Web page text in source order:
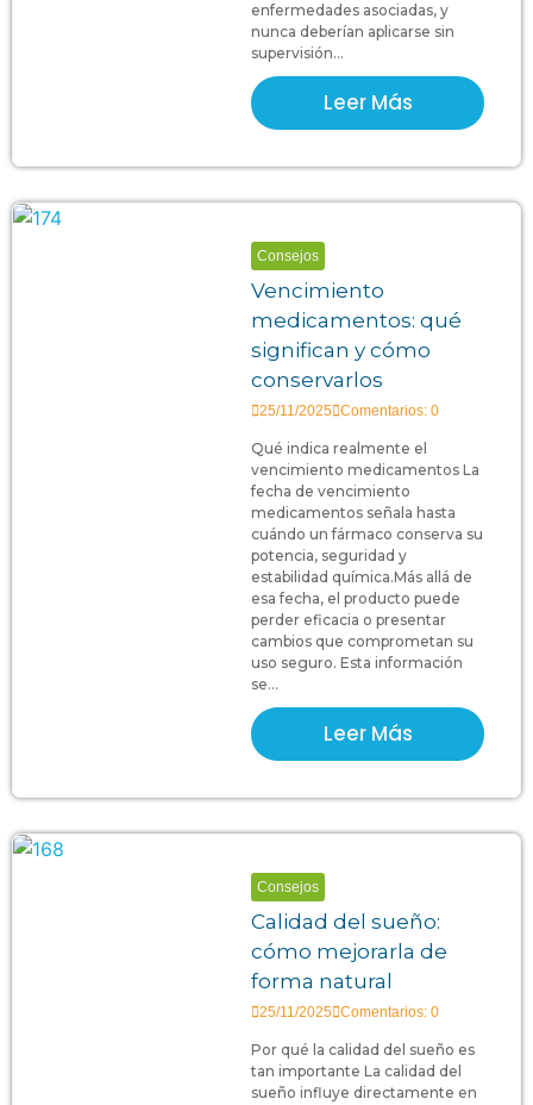
enfermedades asociadas, y
nunca deberían aplicarse sin
supervisión...
Leer Más
Consejos
Vencimiento
medicamentos: qué
significan y cómo
conservarlos
25/11/2025 Comentarios: 0
Qué indica realmente el
vencimiento medicamentos La
fecha de vencimiento
medicamentos señala hasta
cuándo un fármaco conserva su
potencia, seguridad y
estabilidad química.Más allá de
esa fecha, el producto puede
perder eficacia o presentar
cambios que comprometan su
uso seguro. Esta información
se...
Leer Más
Consejos
Calidad del sueño:
cómo mejorarla de
forma natural
25/11/2025 Comentarios: 0
Por qué la calidad del sueño es
tan importante La calidad del
sueño influye directamente en